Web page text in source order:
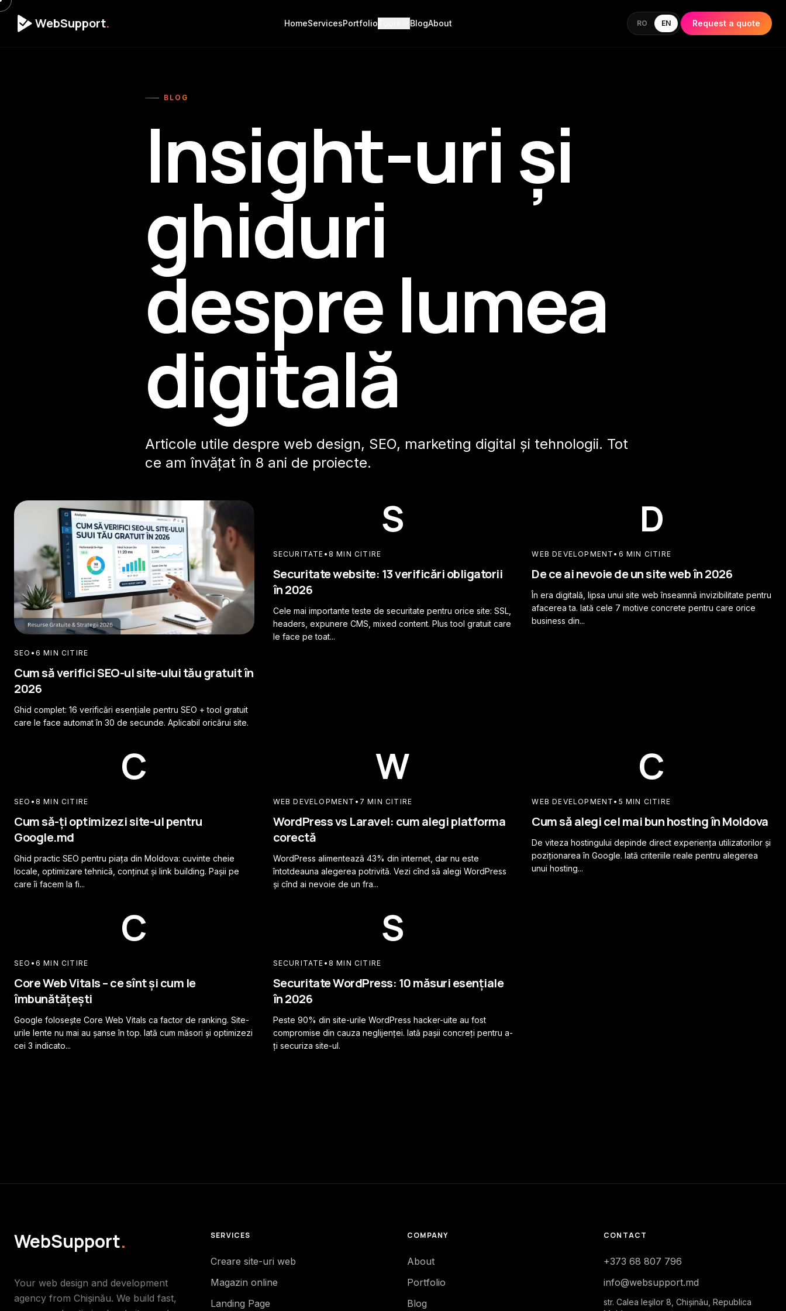
WebSupport. HomeServicesPortfolio BlogAbout RO EN Request a quote
BLOG
Insight-uri și
ghiduri
despre lumea
digitală
Articole utile despre web design, SEO, marketing digital și tehnologii. Tot
ce am învățat în 8 ani de proiecte.
SEO • 6 MIN CITIRE
Cum să verifici SEO-ul site-ului tău gratuit în
2026
Ghid complet: 16 verificări esențiale pentru SEO + tool gratuit
care le face automat în 30 de secunde. Aplicabil oricărui site.
S
SECURITATE • 8 MIN CITIRE
Securitate website: 13 verificări obligatorii
în 2026
Cele mai importante teste de securitate pentru orice site: SSL,
headers, expunere CMS, mixed content. Plus tool gratuit care
le face pe toat...
D
WEB DEVELOPMENT • 6 MIN CITIRE
De ce ai nevoie de un site web în 2026
În era digitală, lipsa unui site web înseamnă invizibilitate pentru
afacerea ta. Iată cele 7 motive concrete pentru care orice
business din...
C
SEO • 8 MIN CITIRE
Cum să-ți optimizezi site-ul pentru
Google.md
Ghid practic SEO pentru piața din Moldova: cuvinte cheie
locale, optimizare tehnică, conținut și link building. Pașii pe
care îi facem la fi...
W
WEB DEVELOPMENT • 7 MIN CITIRE
WordPress vs Laravel: cum alegi platforma
corectă
WordPress alimentează 43% din internet, dar nu este
întotdeauna alegerea potrivită. Vezi cînd să alegi WordPress
și cînd ai nevoie de un fra...
C
WEB DEVELOPMENT • 5 MIN CITIRE
Cum să alegi cel mai bun hosting în Moldova
De viteza hostingului depinde direct experiența utilizatorilor și
poziționarea în Google. Iată criteriile reale pentru alegerea
unui hosting...
C
SEO • 6 MIN CITIRE
Core Web Vitals – ce sînt și cum le
îmbunătățești
Google folosește Core Web Vitals ca factor de ranking. Site-
urile lente nu mai au șanse în top. Iată cum măsori și optimizezi
cei 3 indicato...
S
SECURITATE • 8 MIN CITIRE
Securitate WordPress: 10 măsuri esențiale
în 2026
Peste 90% din site-urile WordPress hacker-uite au fost
compromise din cauza neglijenței. Iată pașii concreți pentru a-
ți securiza site-ul.
WebSupport.
Your web design and development
agency from Chișinău. We build fast,
SERVICES
Creare site-uri web
Magazin online
Landing Page
COMPANY
About
Portfolio
Blog
CONTACT
+373 68 807 796
info@websupport.md
str. Calea Ieşilor 8, Chișinău, Republica